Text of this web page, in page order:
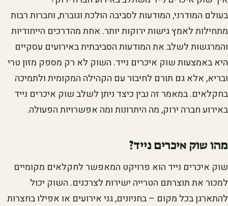
בעולם המודרני, המודעות לסביבה הולכת וגוברת, וחברות רבות
מתחילות לאמץ גישות ירוקות יותר. אחת מהדרכים הייחודיות
והמרגשות לשלב את המודעות הסביבתית באירועים עסקיים
היא באמצעות שוק איכרים נייד. השוק לא רק מספק מזון טרי
ובריא, אלא גם תורם לחיבור עם הקהילה המקומית ולתמיכה
בחקלאים. במאמר זה נבין כיצד ניתן לשלב שוק איכרים נייד
באירוע חברה ירוק, מה היתרונות ומה אפשרויות הפעולה.
מהו שוק איכרים נייד?
שוק איכרים נייד הוא פרויקט המאפשר לחקלאים מקומיים
למכור את תוצרתם הטרייה ישירות לצרכנים. השוק יכול
להתארגן בכל מקום – בחניונים, גני אירועים או אפילו בחצרות